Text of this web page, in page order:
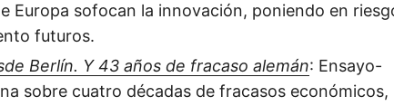
Europa sofocan la innovación, poniendo en
futuros.
Berlín. Y 43 años de fracaso alemán: Ensayo-
sobre cuatro décadas de fracasos económicos,